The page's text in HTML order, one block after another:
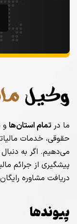
ما در تمام استان‌ها و
حقوقی، خدمات
می‌دهیم. اگر به
پیشگیری از جرائم
دریافت مشاوره
پیوندها